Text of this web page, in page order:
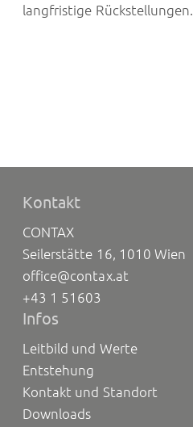
langfristige Rückstellungen.
Kontakt
CONTAX
Seilerstätte 16, 1010 Wien
office@contax.at
+43 1 51603
Infos
Leitbild und Werte
Entstehung
Kontakt und Standort
Downloads